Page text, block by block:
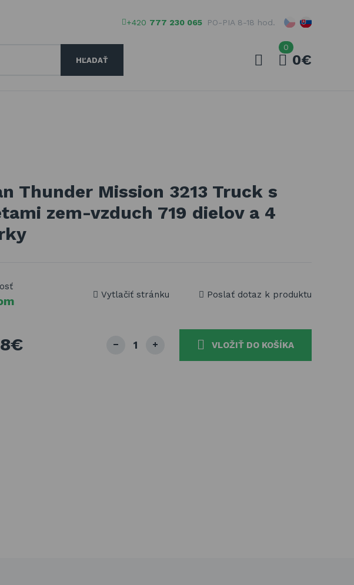
+420 777 230 065 PO-PIA 8-18 hod.
HĽADAŤ
PŘIHLÁSIT
0
0€
Thunder Mission 3213 Truck s
zem-vzduch 719 dielov a 4
Vytlačiť stránku Poslať dotaz k produktu
VLOŽIŤ DO KOŠÍKA